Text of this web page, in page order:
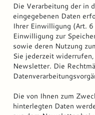
Die Verarbeitung der in
eingegebenen Daten
Ihrer Einwilligung (Art.
Einwilligung zur
sowie deren Nutzung
Sie jederzeit
Newsletter. Die
Die von Ihnen zum
hinterlegten Daten